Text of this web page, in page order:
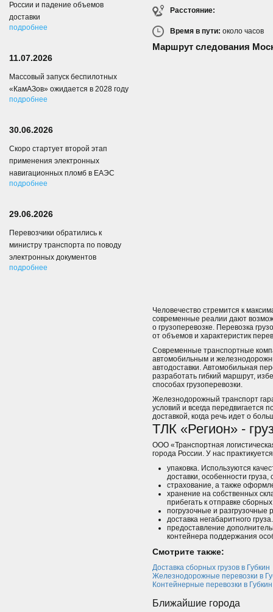
Расстояние:
Время в пути: около часов
Маршрут следования
Человечество стремится к
современные реалии дают
о грузоперевозке. Перевозка
от объемов и характеристик
Современные транспортные
автомобильным и
автодоставки. Автомобильная
разработать гибкий маршрут,
способах грузоперевозки.
Железнодорожный транспорт
условий и всегда передвигается
доставкой, когда речь идет о
ТЛК «Регион» -
ООО «Транспортная
города России. У нас
упаковка. Используются
доставки, особенности груза,
страхование, а также
хранение на собственных
прибегать к отправке сборных
погрузочные и разгрузочные
доставка негабаритного
предоставление
контейнера поддержания
Смотрите также:
Доставка сборных грузов в Губкин
Железнодорожные перевозки в
Контейнерные перевозки в Губкин
Ближайшие города
России и падение объемов
доставки
подробнее
11.07.2026
Массовый запуск беспилотных
«КамАЗов» ожидается в 2028 году
подробнее
30.06.2026
Скоро стартует второй этап
применения электронных
навигационных пломб в ЕАЭС
подробнее
29.06.2026
Перевозчики обратились к
министру транспорта по поводу
электронных документов
подробнее